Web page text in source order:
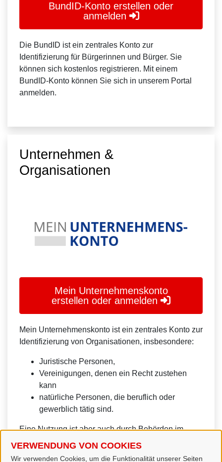
VERWENDUNG VON COOKIES
Wir verwenden Cookies, um die Funktionalität unserer Seiten
BundID-Konto erstellen oder
anmelden
Die BundID ist ein zentrales Konto zur
Identifizierung für Bürgerinnen und Bürger. Sie
können sich kostenlos registrieren. Mit einem
BundID-Konto können Sie sich in unserem Portal
anmelden.
Unternehmen &
Organisationen
Mein Unternehmenskonto
erstellen oder anmelden
Mein Unternehmenskonto ist ein zentrales Konto zur
Identifizierung von Organisationen, insbesondere:
Juristische Personen,
Vereinigungen, denen ein Recht zustehen
kann
natürliche Personen, die beruflich oder
gewerblich tätig sind.
Eine Nutzung ist aber auch durch Behörden im
Sinne von § 1 Abs. 4 Verwaltungsverfahrensgesetz